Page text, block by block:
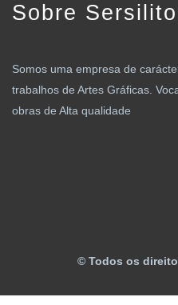
Sobre Sersilito
Somos uma empresa de
trabalhos de Artes Gráficas.
obras de Alta qualidade
© Todos os